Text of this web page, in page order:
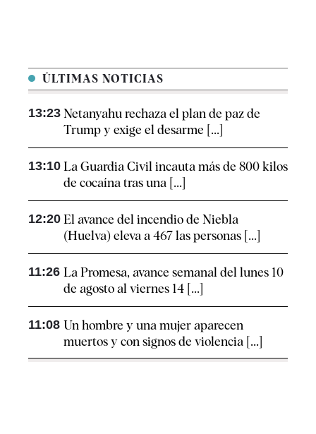
ÚLTIMAS NOTICIAS
13:23 Netanyahu rechaza el plan de paz de
Trump y exige el desarme [...]
13:10 La Guardia Civil incauta más de 800 kilos
de cocaína tras una [...]
12:20 El avance del incendio de Niebla
(Huelva) eleva a 467 las personas [...]
11:26 La Promesa, avance semanal del lunes 10
de agosto al viernes 14 [...]
11:08 Un hombre y una mujer aparecen
muertos y con signos de violencia [...]